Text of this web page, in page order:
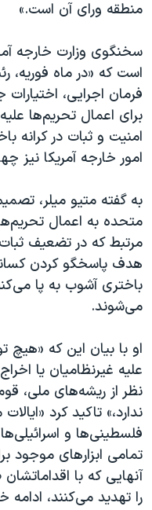
صفحه‌های ویژه
سفر پرزیدنت ترامپ به چین
منطقه ورای آن است.»
سخنگوی وزارت خارجه
است که «در ماه
فرمان اجرایی،
برای اعمال تحریم‌ها
امنیت و ثبات در کرانه
امور خارجه آمریکا نیز
به گفته متیو میلر،
متحده به اعمال
مرتبط که در تضعیف ثبات
هدف پاسخگو کردن
باختری آشوب به پا
می‌شوند.
او با بیان این که «هیچ
علیه غیرنظامیان یا
نظر از ریشه‌های ملی،
ندارد،» تاکید کرد
فلسطینی‌ها و
تمامی ابزارهای موجود
آنهایی که با
را تهدید می‌کنند، ادامه